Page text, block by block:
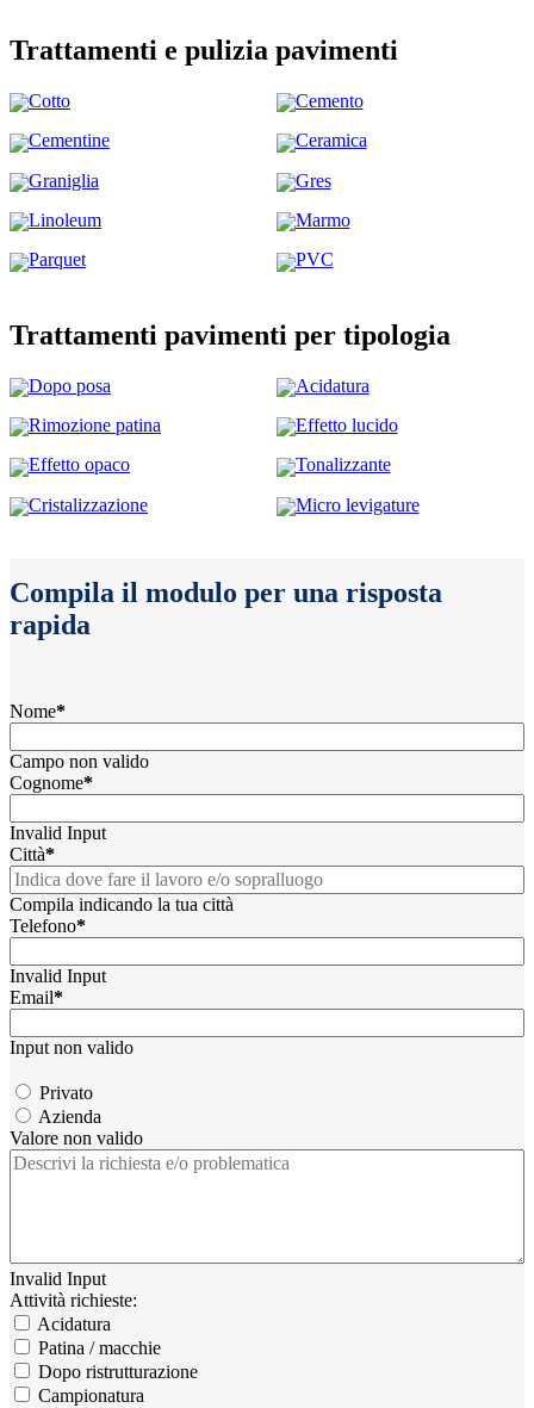
Trattamenti e pulizia pavimenti
Cotto
Cemento
Cementine
Ceramica
Graniglia
Gres
Linoleum
Marmo
Parquet
PVC
Trattamenti pavimenti per tipologia
Dopo posa
Acidatura
Rimozione patina
Effetto lucido
Effetto opaco
Tonalizzante
Cristalizzazione
Micro levigature
Compila il modulo per una risposta
rapida
Nome*
Campo non valido
Cognome*
Invalid Input
Città*
Compila indicando la tua città
Telefono*
Invalid Input
Email*
Input non valido
Privato
Azienda
Valore non valido
Invalid Input
Attività richieste:
Acidatura
Patina / macchie
Dopo ristrutturazione
Campionatura